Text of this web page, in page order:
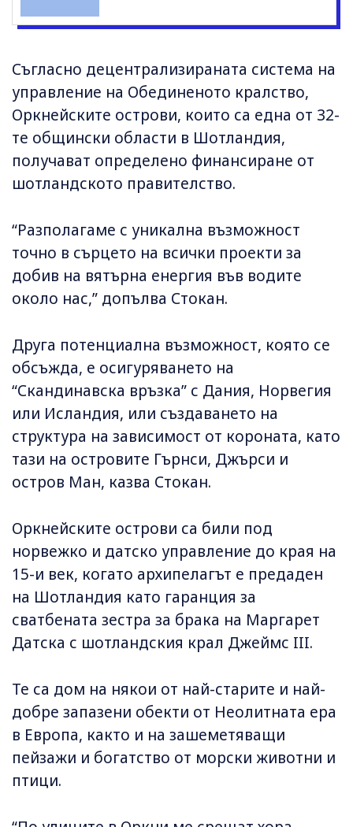
Съгласно децентрализираната система на
управление на Обединеното кралство,
Оркнейските острови, които са една от 32-
те общински области в Шотландия,
получават определено финансиране от
шотландското правителство.
“Разполагаме с уникална възможност
точно в сърцето на всички проекти за
добив на вятърна енергия във водите
около нас,” допълва Стокан.
Друга потенциална възможност, която се
обсъжда, е осигуряването на
“Скандинавска връзка” с Дания, Норвегия
или Исландия, или създаването на
структура на зависимост от короната, като
тази на островите Гърнси, Джърси и
остров Ман, казва Стокан.
Оркнейските острови са били под
норвежко и датско управление до края на
15-и век, когато архипелагът е предаден
на Шотландия като гаранция за
сватбената зестра за брака на Маргарет
Датска с шотландския крал Джеймс III.
Те са дом на някои от най-старите и най-
добре запазени обекти от Неолитната ера
в Европа, както и на зашеметяващи
пейзажи и богатство от морски животни и
птици.